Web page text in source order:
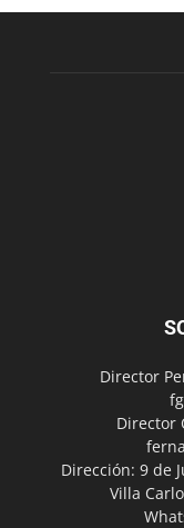
Director
Director
Dirección: 9 de
Villa